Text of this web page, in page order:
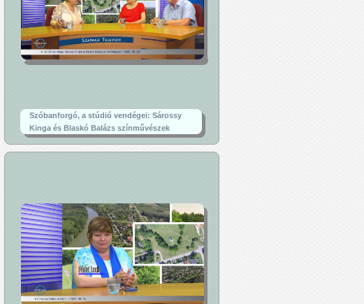
Szóbanforgó, a stúdió vendégei: Sárossy
Kinga és Blaskó Balázs színművészek